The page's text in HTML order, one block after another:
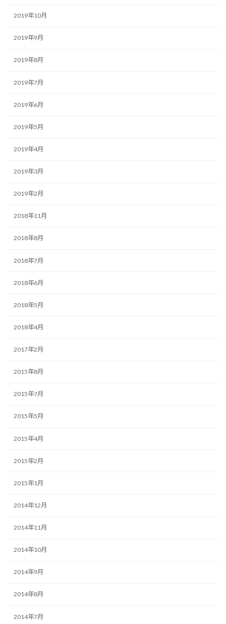
2019年10月
2019年9月
2019年8月
2019年7月
2019年6月
2019年5月
2019年4月
2019年3月
2019年2月
2018年11月
2018年8月
2018年7月
2018年6月
2018年5月
2018年4月
2017年2月
2015年8月
2015年7月
2015年5月
2015年4月
2015年2月
2015年1月
2014年12月
2014年11月
2014年10月
2014年9月
2014年8月
2014年7月